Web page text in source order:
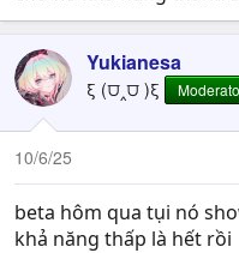
Yukianesa
ξ (⩌‸⩌ )ξ
10/6/25
beta hôm qua tụi nó
khả năng thấp là hết rồi